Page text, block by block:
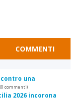
COMMENTI
una
(0 commenti)
2026 incorona